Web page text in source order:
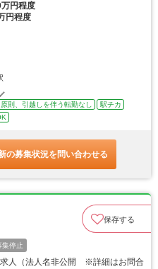
万円程度
円程度
原則、引越しを伴う転勤なし
駅チカ
の募集状況を問い合わせる
保存する
集停止
求人（法人名非公開 ※詳細はお問合